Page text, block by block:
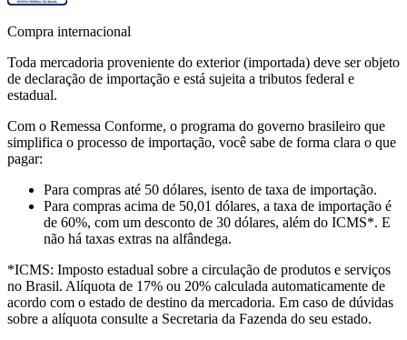
Compra internacional
Toda mercadoria proveniente do exterior (importada) deve ser objeto
de declaração de importação e está sujeita a tributos federal e
estadual.
Com o Remessa Conforme, o programa do governo brasileiro que
simplifica o processo de importação, você sabe de forma clara o que
pagar:
Para compras até 50 dólares, isento de taxa de importação.
Para compras acima de 50,01 dólares, a taxa de importação é
de 60%, com um desconto de 30 dólares, além do ICMS*. E
não há taxas extras na alfândega.
*ICMS: Imposto estadual sobre a circulação de produtos e serviços
no Brasil. Alíquota de 17% ou 20% calculada automaticamente de
acordo com o estado de destino da mercadoria. Em caso de dúvidas
sobre a alíquota consulte a Secretaria da Fazenda do seu estado.